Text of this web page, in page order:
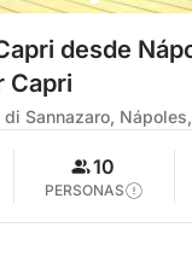
desde
Capri
Sannazaro,
10
PERSONAS